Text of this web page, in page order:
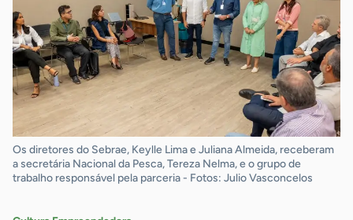
Os diretores do Sebrae, Keylle Lima e Juliana Almeida, receberam
a secretária Nacional da Pesca, Tereza Nelma, e o grupo de
trabalho responsável pela parceria - Fotos: Julio Vasconcelos